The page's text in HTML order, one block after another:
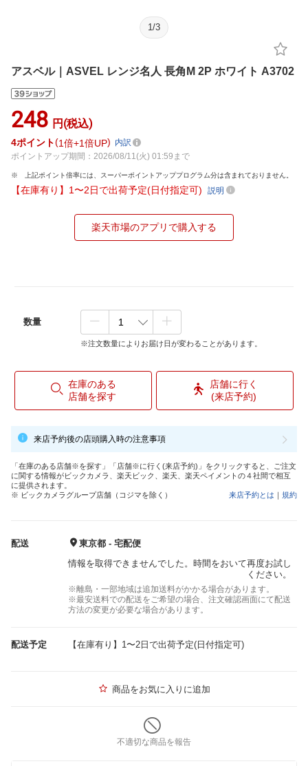
1 /3
アスベル｜ASVEL レンジ名人 長角M 2P ホワイト A3702
248 円(税込)
4ポイント 1倍 1倍UP
内訳
ポイントアップ期間：2026/08/11(火) 01:59まで
上記ポイント倍率には、スーパーポイントアッププログラム分は含まれておりません。
【在庫有り】1〜2日で出荷予定(日付指定可) 説明
楽天市場のアプリで購入する
数量
※注文数量によりお届け日が変わることがあります。
在庫のある
店舗を探す
店舗に行く
(来店予約)
来店予約後の店頭購入時の注意事項
「在庫のある店舗※を探す」「店舗※に行く(来店予約)」をクリックすると、ご注文
に関する情報がビックカメラ、楽天ビック、楽天、楽天ペイメントの４社間で相互
に提供されます。
※ ビックカメラグループ店舗（コジマを除く）
来店予約とは ｜ 規約
配送
東京都 - 宅配便
情報を取得できませんでした。時間をおいて再度お試し
ください。
※離島・一部地域は追加送料がかかる場合があります。
※最安送料での配送をご希望の場合、注文確認画面にて配送
方法の変更が必要な場合があります。
配送予定 【在庫有り】1〜2日で出荷予定(日付指定可)
商品をお気に入りに追加
不適切な商品を報告